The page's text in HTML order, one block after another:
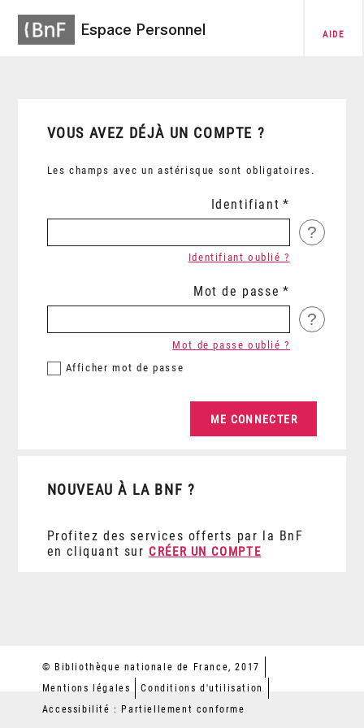
Espace Personnel AIDE
VOUS AVEZ DÉJÀ UN COMPTE ?
Les champs avec un astérisque sont obligatoires.
Identifiant
?
Identifiant oublié ?
Mot de passe
?
Afficher mot de passe
Mot de passe oublié ?
NOUVEAU À LA BNF ?
Profitez des services offerts par la BnF
en cliquant sur CRÉER UN COMPTE
© Bibliothèque nationale de France, 2017
Mentions légales
Conditions d'utilisation
Accessibilité : Partiellement conforme